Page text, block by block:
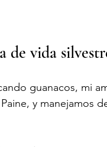
de vida
guanacos, mi
y manejamos